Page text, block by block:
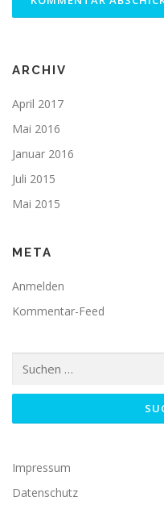
ARCHIV
April 2017
Mai 2016
Januar 2016
Juli 2015
Mai 2015
META
Anmelden
Kommentar-Feed
nach:
Impressum
Datenschutz